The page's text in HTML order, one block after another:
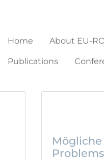
Home About EU-
Publications
Mögliche
Problems